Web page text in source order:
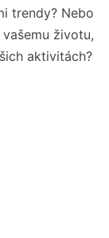
trendy? Nebo
životu,
aktivitách?